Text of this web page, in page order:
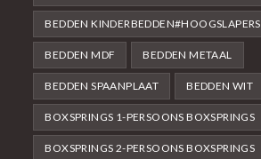
BEDDEN KINDERBEDDEN#HOOGSLAPERS
BEDDEN MDF BEDDEN METAAL
BEDDEN SPAANPLAAT BEDDEN WIT
BOXSPRINGS 1-PERSOONS BOXSPRINGS
BOXSPRINGS 2-PERSOONS BOXSPRINGS